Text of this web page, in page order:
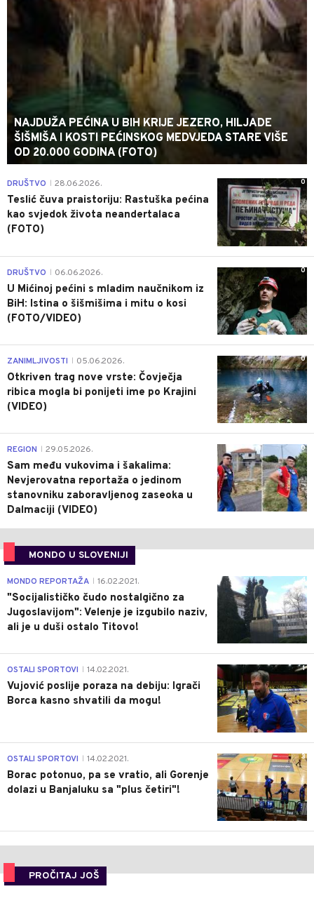
NAJDUŽA PEĆINA U BIH KRIJE JEZERO, HILJADE
ŠIŠMIŠA I KOSTI PEĆINSKOG MEDVJEDA STARE VIŠE
OD 20.000 GODINA (FOTO)
0
DRUŠTVO 28.06.2026.
Teslić čuva praistoriju: Rastuška pećina
kao svjedok života neandertalaca
(FOTO)
0
DRUŠTVO 06.06.2026.
U Mićinoj pećini s mladim naučnikom iz
BiH: Istina o šišmišima i mitu o kosi
(FOTO/VIDEO)
0
ZANIMLJIVOSTI 05.06.2026.
Otkriven trag nove vrste: Čovječja
ribica mogla bi ponijeti ime po Krajini
(VIDEO)
0
REGION 29.05.2026.
Sam među vukovima i šakalima:
Nevjerovatna reportaža o jedinom
stanovniku zaboravljenog zaseoka u
Dalmaciji (VIDEO)
MONDO U SLOVENIJI
4
MONDO REPORTAŽA 16.02.2021.
"Socijalističko čudo nostalgično za
Jugoslavijom": Velenje je izgubilo naziv,
ali je u duši ostalo Titovo!
1
OSTALI SPORTOVI 14.02.2021.
Vujović poslije poraza na debiju: Igrači
Borca kasno shvatili da mogu!
3
OSTALI SPORTOVI 14.02.2021.
Borac potonuo, pa se vratio, ali Gorenje
dolazi u Banjaluku sa "plus četiri"!
PROČITAJ JOŠ